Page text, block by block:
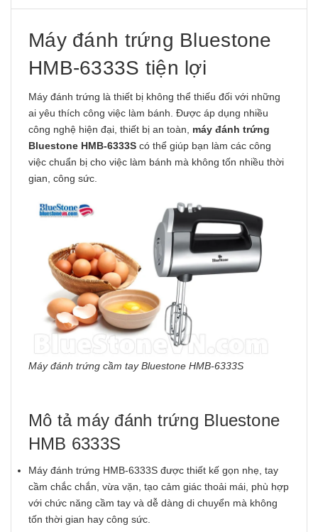
Máy đánh trứng Bluestone
HMB-6333S tiện lợi
Máy đánh trứng là thiết bị không thể thiếu đối với những
ai yêu thích công việc làm bánh. Được áp dụng nhiều
công nghệ hiện đại, thiết bị an toàn,
máy đánh trứng
Bluestone HMB-6333S có thể giúp bạn làm các công
việc chuẩn bị cho việc làm bánh mà không tốn nhiều thời
gian, công sức.
Máy đánh trứng cầm tay Bluestone HMB-6333S
Mô tả máy đánh trứng Bluestone
HMB 6333S
Máy đánh trứng HMB-6333S được thiết kế gọn nhẹ, tay
cầm chắc chắn, vừa vặn, tạo cảm giác thoải mái, phù hợp
với chức năng cầm tay và dễ dàng di chuyển mà không
tốn thời gian hay công sức.